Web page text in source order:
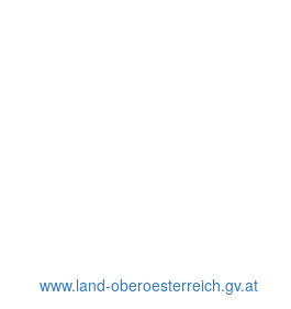
www.land-oberoesterreich.gv.at